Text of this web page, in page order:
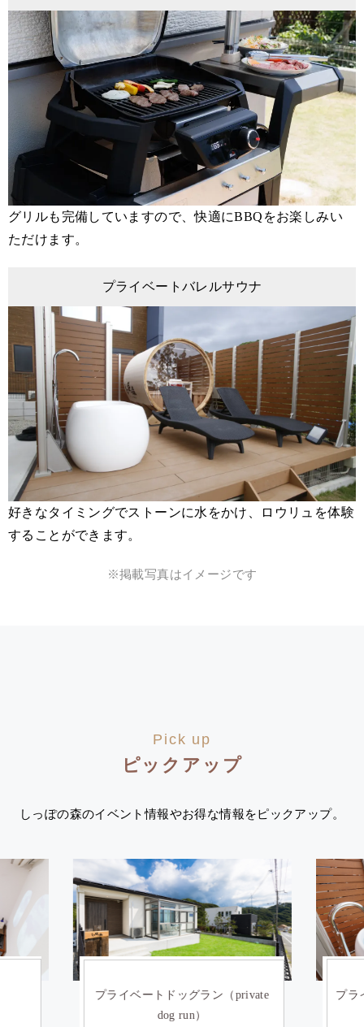
グリルも完備していますので、快適にBBQをお楽しみい
ただけます。
プライベートバレルサウナ
好きなタイミングでストーンに水をかけ、ロウリュを体験
することができます。
※掲載写真はイメージです
Pick up
ピックアップ
しっぽの森のイベント情報やお得な情報をピックアップ。
プライベートドッグラン（private
dog run）
プラ